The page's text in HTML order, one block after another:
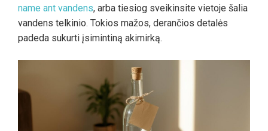
name ant vandens, arba tiesiog sveikinsite vietoje šalia
vandens telkinio. Tokios mažos, derančios detalės
padeda sukurti įsimintiną akimirką.